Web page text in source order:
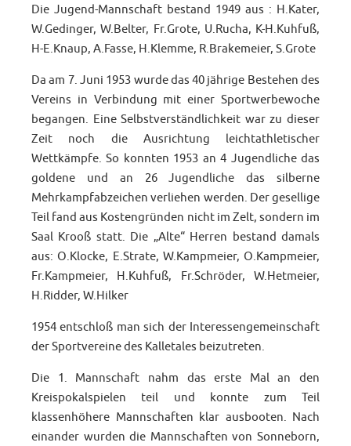
Die Jugend-Mannschaft bestand 1949 aus : H.Kater,
W.Gedinger, W.Belter, Fr.Grote, U.Rucha, K-H.Kuhfuß,
H-E.Knaup, A.Fasse, H.Klemme, R.Brakemeier, S.Grote
Da am 7. Juni 1953 wurde das 40 jährige Bestehen des
Vereins in Verbindung mit einer Sportwerbewoche
begangen. Eine Selbstverständlichkeit war zu dieser
Zeit noch die Ausrichtung leichtathletischer
Wettkämpfe. So konnten 1953 an 4 Jugendliche das
goldene und an 26 Jugendliche das silberne
Mehrkampfabzeichen verliehen werden. Der gesellige
Teil fand aus Kostengründen nicht im Zelt, sondern im
Saal Krooß statt. Die „Alte“ Herren bestand damals
aus: O.Klocke, E.Strate, W.Kampmeier, O.Kampmeier,
Fr.Kampmeier, H.Kuhfuß, Fr.Schröder, W.Hetmeier,
H.Ridder, W.Hilker
1954 entschloß man sich der Interessengemeinschaft
der Sportvereine des Kalletales beizutreten.
Die 1. Mannschaft nahm das erste Mal an den
Kreispokalspielen teil und konnte zum Teil
klassenhöhere Mannschaften klar ausbooten. Nach
einander wurden die Mannschaften von Sonneborn,